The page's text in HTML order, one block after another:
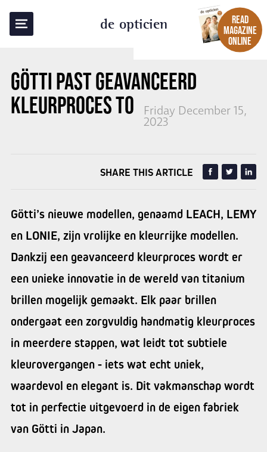
de opticien
READ
MAGAZINE
ONLINE
GÖTTI PAST GEAVANCEERD
KLEURPROCES TOE
Friday December 15,
2023
BACK TO OVERVIEW
SHARE THIS ARTICLE
Götti’s nieuwe modellen, genaamd LEACH, LEMY
en LONIE, zijn vrolijke en kleurrijke modellen.
Dankzij een geavanceerd kleurproces wordt er
een unieke innovatie in de wereld van titanium
brillen mogelijk gemaakt. Elk paar brillen
ondergaat een zorgvuldig handmatig kleurproces
in meerdere stappen, wat leidt tot subtiele
kleurovergangen - iets wat echt uniek,
waardevol en elegant is. Dit vakmanschap wordt
tot in perfectie uitgevoerd in de eigen fabriek
van Götti in Japan.